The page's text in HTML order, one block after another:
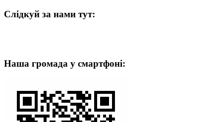
Слідкуй за нами тут:
Наша громада у смартфоні: